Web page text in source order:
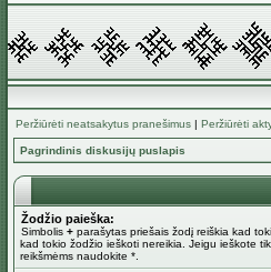
Peržiūrėti neatsakytus pranešimus | Peržiūrėti
Pagrindinis diskusijų puslapis
Žodžio paieška:
Simbolis + parašytas priešais žodį reiškia kad
kad tokio žodžio ieškoti nereikia. Jeigu ieškote
reikšmėms naudokite *.